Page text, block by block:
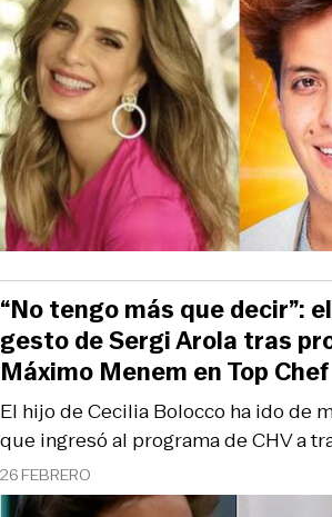
26 FEBRERO
El hijo de Cecilia Bolocco ha ido de
que ingresó al programa de CHV a
“No tengo más que decir”:
gesto de Sergi Arola tras
Máximo Menem en Top Chef